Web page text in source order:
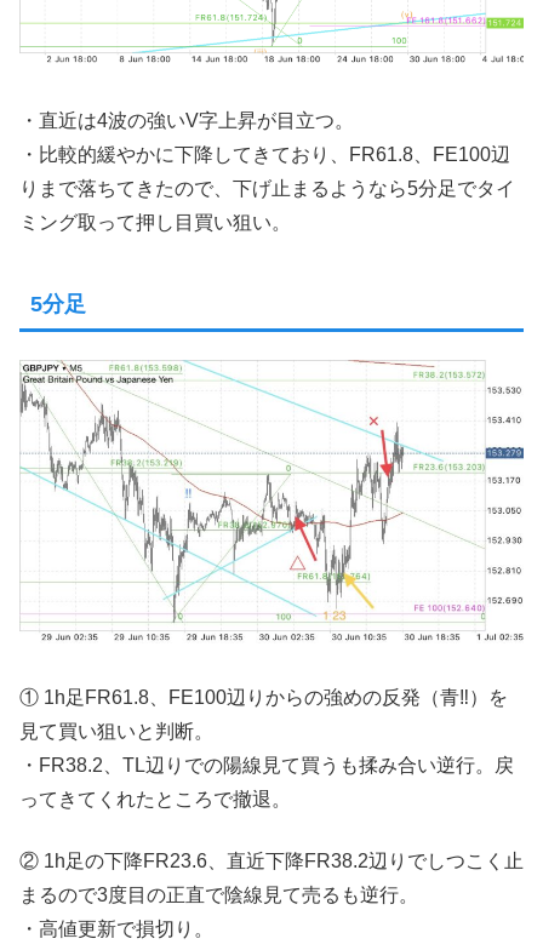
・直近は4波の強いV字上昇が目立つ。
・比較的緩やかに下降してきており、FR61.8、FE100辺
りまで落ちてきたので、下げ止まるようなら5分足でタイ
ミング取って押し目買い狙い。
5分足
① 1h足FR61.8、FE100辺りからの強めの反発（青‼︎）を
見て買い狙いと判断。
・FR38.2、TL辺りでの陽線見て買うも揉み合い逆行。戻
ってきてくれたところで撤退。
② 1h足の下降FR23.6、直近下降FR38.2辺りでしつこく止
まるので3度目の正直で陰線見て売るも逆行。
・高値更新で損切り。